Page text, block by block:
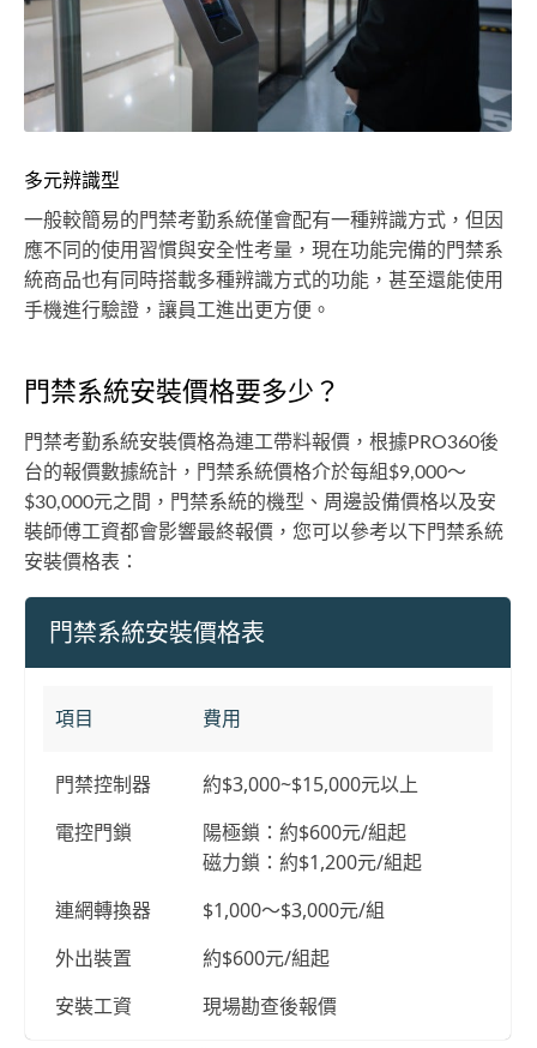
多元辨識型
一般較簡易的門禁考勤系統僅會配有一種辨識方式，但因
應不同的使用習慣與安全性考量，現在功能完備的門禁系
統商品也有同時搭載多種辨識方式的功能，甚至還能使用
手機進行驗證，讓員工進出更方便。
門禁系統安裝價格要多少？
門禁考勤系統安裝價格為連工帶料報價，根據PRO360後
台的報價數據統計，門禁系統價格介於每組$9,000～
$30,000元之間，門禁系統的機型、周邊設備價格以及安
裝師傅工資都會影響最終報價，您可以參考以下門禁系統
安裝價格表：
門禁系統安裝價格表
項目 費用
門禁控制器
約$3,000~$15,000元以上
電控門鎖
陽極鎖：約$600元/組起
磁力鎖：約$1,200元/組起
連網轉換器
$1,000～$3,000元/組
外出裝置
約$600元/組起
安裝工資
現場勘查後報價